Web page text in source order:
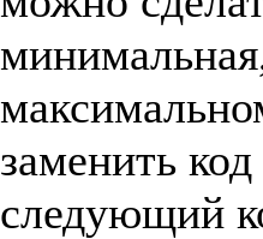
заменить
следующий